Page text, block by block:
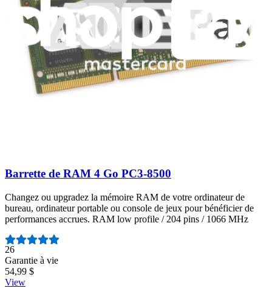
Nombre d'avis :
Garantie à vie
Barrette de RAM 4 Go PC3-8500
Changez ou upgradez la mémoire RAM de votre ordinateur de
bureau, ordinateur portable ou console de jeux pour bénéficier de
performances accrues. RAM low profile / 204 pins / 1066 MHz
Nombre d'avis :
26
Garantie à vie
54,99 $
View